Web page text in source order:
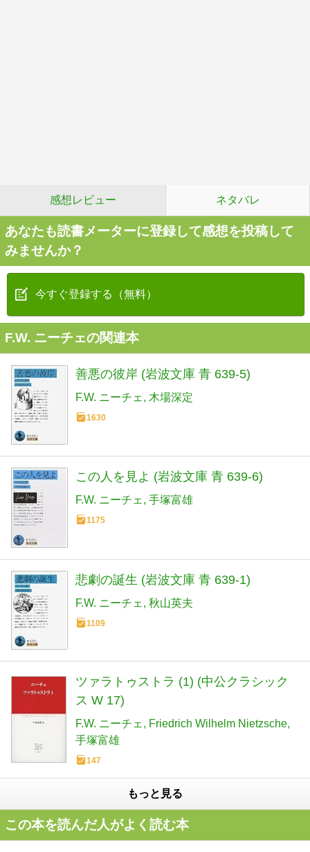
感想レビュー ネタバレ
あなたも読書メーターに登録して感想を投稿して
みませんか？
今すぐ登録する（無料）
F.W. ニーチェの関連本
善悪の彼岸 (岩波文庫 青 639-5)
F.W. ニーチェ 木場深定
1630
この人を見よ (岩波文庫 青 639-6)
F.W. ニーチェ 手塚富雄
1175
悲劇の誕生 (岩波文庫 青 639-1)
F.W. ニーチェ 秋山英夫
1109
ツァラトゥストラ (1) (中公クラシック
ス W 17)
F.W. ニーチェ
Friedrich Wilhelm Nietzsche
手塚富雄
147
もっと見る
この本を読んだ人がよく読む本